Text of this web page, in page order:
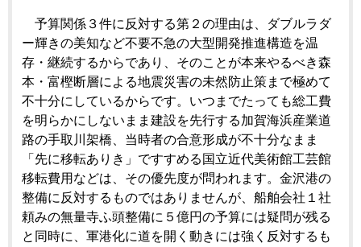
予算関係３件に反対する第２の理由は、ダブルラダ
ー輝きの美知など不要不急の大型開発推進構造を温
存・継続するからであり、そのことが本来やるべき森
本・富樫断層による地震災害の未然防止策まで極めて
不十分にしているからです。いつまでたっても総工費
を明らかにしないまま建設を先行する加賀海浜産業道
路の手取川架橋、当時者の合意形成が不十分なまま
「先に移転ありき」ですすめる国立近代美術館工芸館
移転費用などは、その優先度が問われます。金沢港の
整備に反対するものではありませんが、船舶会社１社
頼みの無量寺ふ頭整備に５億円の予算には疑問が残る
と同時に、軍港化に道を開く動きには強く反対するも